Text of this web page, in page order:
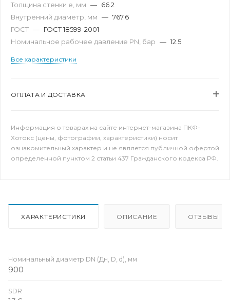
Толщина стенки e, мм — 66.2
Внутренний диаметр, мм — 767.6
ГОСТ — ГОСТ 18599-2001
Номинальное рабочее давление PN, бар — 12.5
Все характеристики
ОПЛАТА И ДОСТАВКА
Информация о товарах на сайте интернет-магазина ПКФ-
Хотокс (цены, фотографии, характеристики) носит
ознакомительный характер и не является публичной офертой
определенной пунктом 2 статьи 437 Гражданского кодекса РФ.
ХАРАКТЕРИСТИКИ ОПИСАНИЕ ОТЗЫВЫ
Номинальный диаметр DN (Дн, D, d), мм
900
SDR